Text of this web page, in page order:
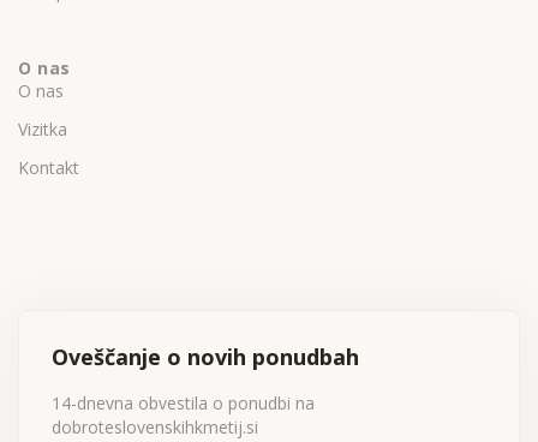
O nas
O nas
Vizitka
Kontakt
Oveščanje o novih ponudbah
14-dnevna obvestila o ponudbi na
dobroteslovenskihkmetij.si